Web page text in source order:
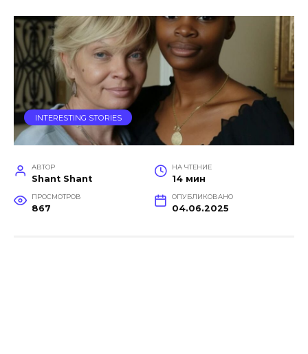
INTERESTING STORIES
АВТОР
Shant Shant
НА ЧТЕНИЕ
14 мин
ПРОСМОТРОВ
867
ОПУБЛИКОВАНО
04.06.2025